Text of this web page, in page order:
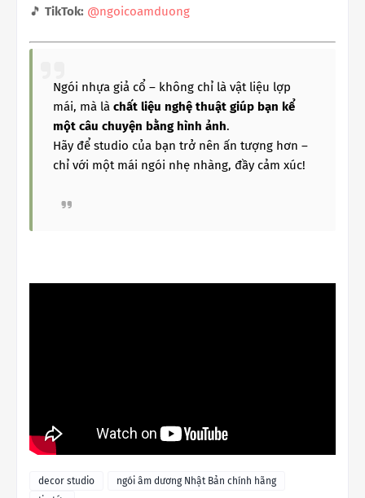
🎵 TikTok: @ngoicoamduong
Ngói nhựa giả cổ – không chỉ là vật liệu lợp
mái, mà là chất liệu nghệ thuật giúp bạn kể
một câu chuyện bằng hình ảnh.
Hãy để studio của bạn trở nên ấn tượng hơn –
chỉ với một mái ngói nhẹ nhàng, đầy cảm xúc!
decor studio
ngói âm dương Nhật Bản chính hãng